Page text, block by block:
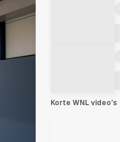
Korte WNL video's